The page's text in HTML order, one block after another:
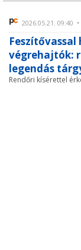
2026.05.21. 09:40
végrehajtók:
legendás
Rendőri kísérettel